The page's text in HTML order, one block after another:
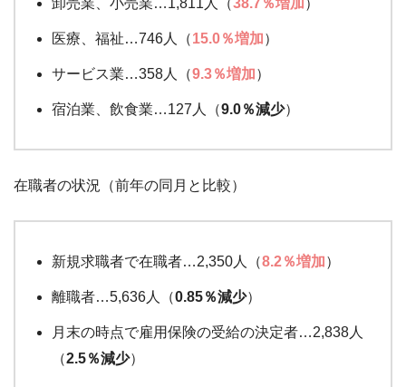
卸売業、小売業…1,811人（38.7％増加 ）
医療、福祉…746人（15.0％増加 ）
サービス業…358人（9.3％増加 ）
宿泊業、飲食業…127人（9.0％減少）
在職者の状況（前年の同月と比較）
新規求職者で在職者…2,350人（8.2％増加 ）
離職者…5,636人（0.85％減少）
月末の時点で雇用保険の受給の決定者…2,838人
（2.5％減少）